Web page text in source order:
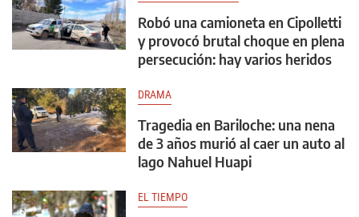
Robó una camioneta en Cipolletti
y provocó brutal choque en plena
persecución: hay varios heridos
DRAMA
Tragedia en Bariloche: una nena
de 3 años murió al caer un auto al
lago Nahuel Huapi
EL TIEMPO